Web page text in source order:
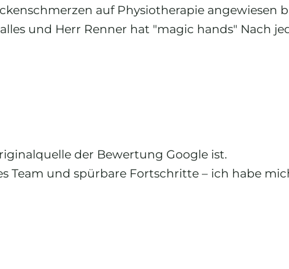
auf Physiotherapie angewiesen
und Herr Renner hat "magic hands" Nach
der Bewertung Google ist.
Team und spürbare Fortschritte – ich habe